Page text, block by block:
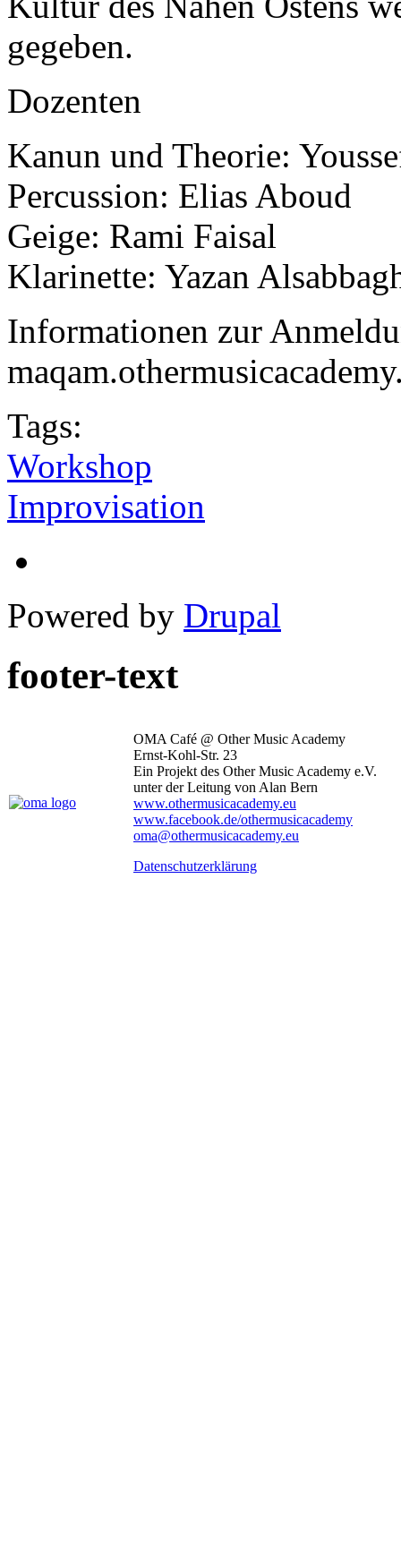
gegeben.
Dozenten
Kanun und Theorie:
Percussion: Elias Aboud
Geige: Rami Faisal
Klarinette: Yazan
Informationen zur
Tags:
Workshop
Improvisation
Powered by Drupal
footer-text
OMA Café @ Other Music Academy
Ernst-Kohl-Str. 23
Ein Projekt des Other Music Academy e.V.
unter der Leitung von Alan Bern
www.othermusicacademy.eu
www.facebook.de/othermusicacademy
oma@othermusicacademy.eu
Datenschutzerklärung